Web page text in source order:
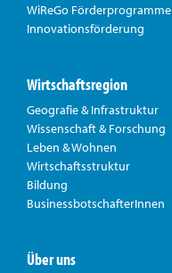
WiReGo Förderprogramme
Innovationsförderung
Wirtschaftsregion
Geografie & Infrastruktur
Wissenschaft & Forschung
Leben & Wohnen
Wirtschaftsstruktur
Bildung
BusinessbotschafterInnen
Über uns